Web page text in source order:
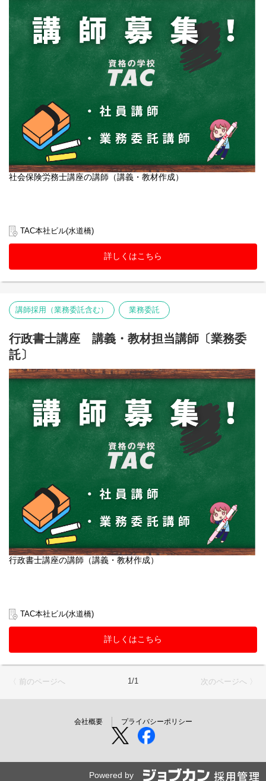
社会保険労務士講座の講師（講義・教材作成）
TAC本社ビル(水道橋)
詳しくはこちら
講師採用（業務委託含む） 業務委託
行政書士講座 講義・教材担当講師〔業務委
託〕
行政書士講座の講師（講義・教材作成）
TAC本社ビル(水道橋)
詳しくはこちら
〈 前のページへ 1/1 次のページへ 〉
会社概要 プライバシーポリシー
Powered by